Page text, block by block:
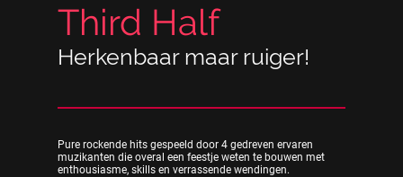
Third Half
Herkenbaar maar ruiger!
Pure rockende hits gespeeld door 4 gedreven ervaren
muzikanten die overal een feestje weten te bouwen met
enthousiasme, skills en verrassende wendingen.